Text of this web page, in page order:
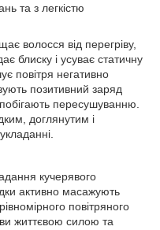
та з легкістю
волосся від перегріву,
блиску і усуває статичну
повітря негативно
позитивний заряд
пересушуванню.
доглянутим і
кучерявого
активно масажують
повітряного
життєвою силою та